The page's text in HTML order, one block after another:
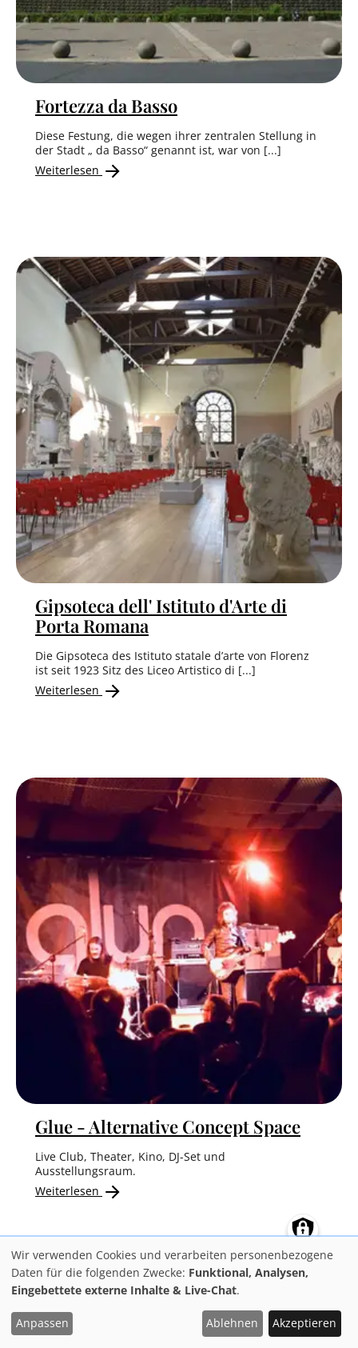
Fortezza da Basso
Diese Festung, die wegen ihrer zentralen Stellung in
der Stadt „ da Basso“ genannt ist, war von [...]
Weiterlesen
Gipsoteca dell' Istituto d'Arte di
Porta Romana
Die Gipsoteca des Istituto statale d’arte von Florenz
ist seit 1923 Sitz des Liceo Artistico di [...]
Weiterlesen
Glue - Alternative Concept Space
Live Club, Theater, Kino, DJ-Set und
Ausstellungsraum.
Weiterlesen
Verwendung
von
personenbezogenen
Wir verwenden Cookies und verarbeiten personenbezogene
Daten für die folgenden Zwecke: Funktional, Analysen,
Eingebettete externe Inhalte & Live-Chat.
Anpassen Ablehnen Akzeptieren